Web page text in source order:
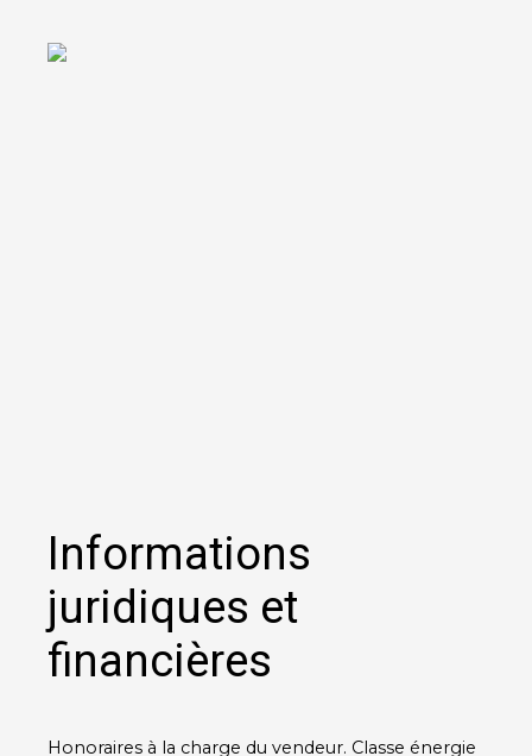
Informations
juridiques et
financières
Honoraires à la charge du vendeur. Classe énergie